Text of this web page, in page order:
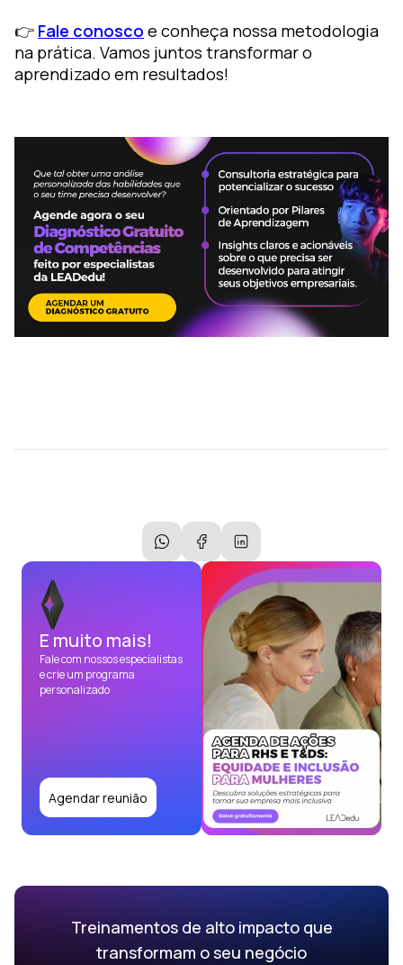
E muito mais!
Fale com nossos especialistas
e crie um programa
personalizado
Agendar reunião
👉 Fale conosco e conheça nossa metodologia
na prática. Vamos juntos transformar o
aprendizado em resultados!
Treinamentos de alto impacto que
transformam o seu negócio